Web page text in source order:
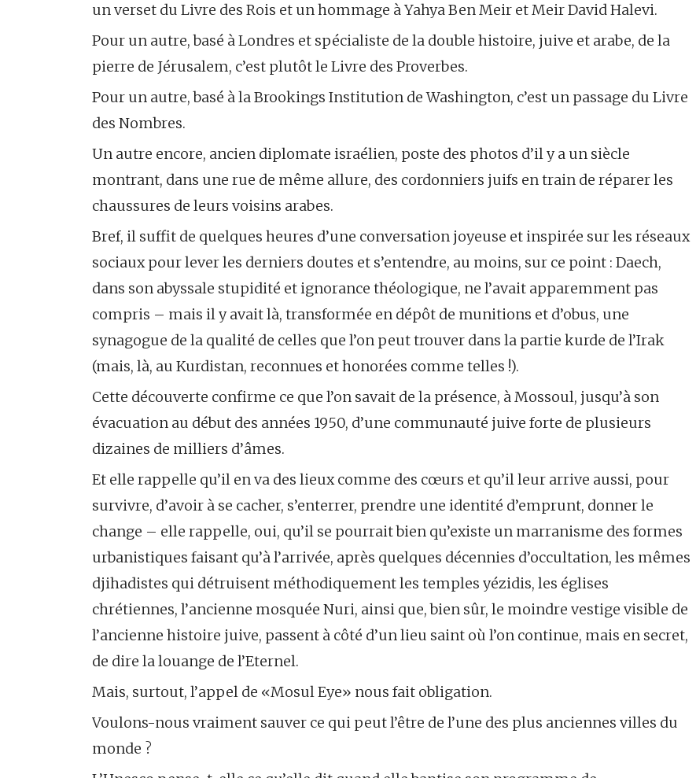
un verset du Livre des Rois et un hom­mage à Yahya Ben Meir et Meir David Halevi.
Pour un autre, basé à Londres et spécialiste de la double histoire, juive et arabe, de la
pierre de Jérusalem, c’est plutôt le Livre des Proverbes.
Pour un autre, basé à la Brookings Institution de Washing­ton, c’est un passage du Livre
des Nombres.
Un autre encore, ancien diplomate israélien, poste des pho­tos d’il y a un siècle
montrant, dans une rue de même allure, des cordonniers juifs en train de réparer les
chaussures de leurs voisins arabes.
Bref, il suffit de quelques heures d’une conversation joyeuse et inspirée sur les réseaux
sociaux pour lever les derniers doutes et s’entendre, au moins, sur ce point : Daech,
dans son abyssale stupidité et ignorance théologique, ne l’avait apparemment pas
compris – mais il y avait là, transformée en dépôt de munitions et d’obus, une
synagogue de la qualité de celles que l’on peut trouver dans la partie kurde de l’Irak
(mais, là, au Kurdistan, reconnues et honorées comme telles !).
Cette découverte confirme ce que l’on savait de la présence, à Mossoul, jusqu’à son
évacuation au début des années 1950, d’une communauté juive forte de plusieurs
dizaines de milliers d’âmes.
Et elle rappelle qu’il en va des lieux comme des cœurs et qu’il leur arrive aussi, pour
survivre, d’avoir à se cacher, s’enterrer, prendre une identité d’emprunt, donner le
change – elle rap­pelle, oui, qu’il se pourrait bien qu’existe un marranisme des formes
urbanistiques faisant qu’à l’arrivée, après quelques dé­cennies d’occultation, les mêmes
djihadistes qui détruisent mé­thodiquement les temples yézidis, les églises
chrétiennes, l’ancienne mosquée Nuri, ainsi que, bien sûr, le moindre ves­tige visible de
l’ancienne histoire juive, passent à côté d’un lieu saint où l’on continue, mais en secret,
de dire la louange de l’Eternel.
Mais, surtout, l’appel de «Mosul Eye» nous fait obligation.
Voulons-nous vraiment sauver ce qui peut l’être de l’une des plus anciennes villes du
monde ?